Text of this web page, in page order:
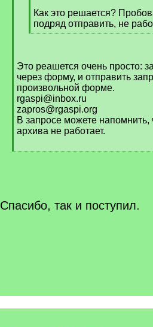
Как это решается?
подряд отправить, не
[
Это реашется очень просто:
через форму, и отправить
произвольной форме.
rgaspi@inbox.ru
zapros@rgaspi.org
В запросе можете
архива не работает.
[
Спасибо, так и поступил.